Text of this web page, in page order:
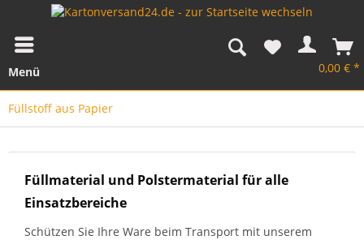
Menü 0,00 € *
Füllstoff aus Papier
Füllmaterial und Polstermaterial für alle
Einsatzbereiche
Schützen Sie Ihre Ware beim Transport mit unserem